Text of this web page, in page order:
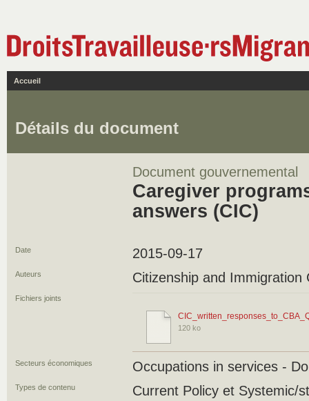
Accueil
Détails du document
Document gouvernemental
Caregiver
answers (CIC)
Date 2015-09-17
Auteurs Citizenship and Immigration
Fichiers joints
120 ko
Secteurs économiques Occupations in services -
Types de contenu
Current Policy et Systemic/